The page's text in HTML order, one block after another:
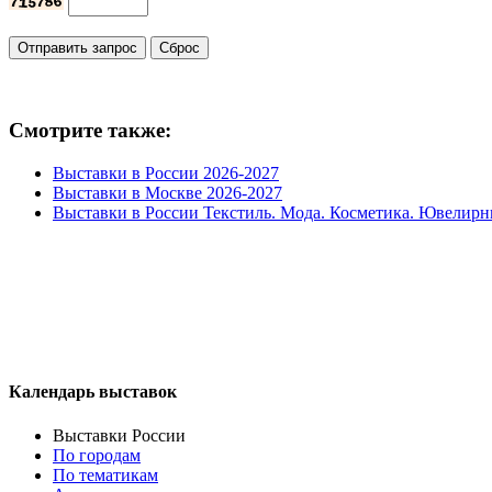
Смотрите также:
Выставки в России 2026-2027
Выставки в Москве 2026-2027
Выставки в России Текстиль. Мода. Косметика.
Календарь выставок
Выставки России
По городам
По тематикам